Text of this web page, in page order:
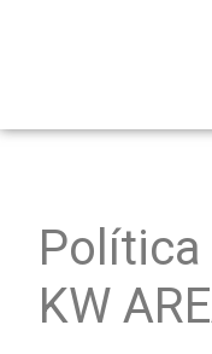
Política
Política
KW